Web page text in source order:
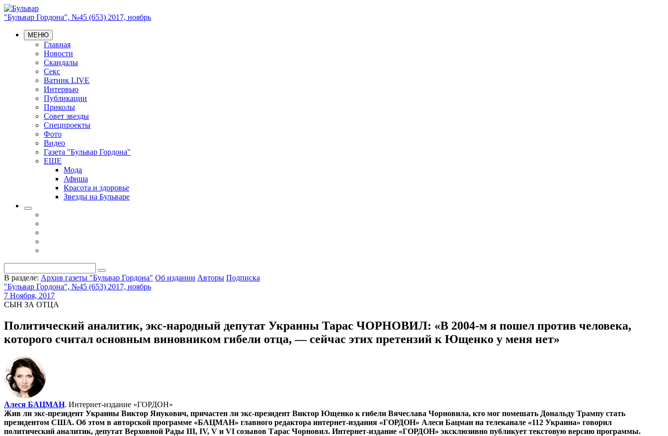
"Бульвар Гордона", №45 (653) 2017, ноябрь
МЕНЮ
Главная
Новости
Скандалы
Секс
Ватник LIVE
Интервью
Публикации
Приколы
Совет звезды
Спецпроекты
Фото
Видео
Газета "Бульвар Гордона"
ЕЩЕ
Мода
Афиша
Красота и здоровье
Звезды на Бульваре
В разделе: Архив газеты "Бульвар Гордона" Об издании Авторы Подписка
"Бульвар Гордона", №45 (653) 2017, ноябрь
7 Ноября, 2017
СЫН ЗА ОТЦА
Политический аналитик, экс-народный депутат Украины Тарас ЧОРНОВИЛ: «В 2004-м я пошел против человека,
которого считал основным виновником гибели отца, — сейчас этих претензий к Ющенко у меня нет»
Алеся БАЦМАН. Интернет-издание «ГОРДОН»
Жив ли экс-президент Украины Виктор Янукович, причастен ли экс-президент Виктор Ющенко к гибели Вячеслава Чорновила, кто мог помешать Дональду Трампу стать
президентом США. Об этом в авторской программе «БАЦМАН» главного редактора интернет-издания «ГОРДОН» Алеси Бацман на телеканале «112 Украина» говорил
политический аналитик, депутат Верховной Рады III, IV, V и VI созывов Тарас Чорновил. Интернет-издание «ГОРДОН» эксклюзивно публикует текстовую версию программы.